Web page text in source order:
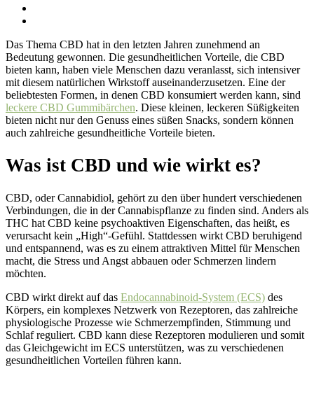
Das Thema CBD hat in den letzten Jahren zunehmend an
Bedeutung gewonnen. Die gesundheitlichen Vorteile, die CBD
bieten kann, haben viele Menschen dazu veranlasst, sich intensiver
mit diesem natürlichen Wirkstoff auseinanderzusetzen. Eine der
beliebtesten Formen, in denen CBD konsumiert werden kann, sind
leckere CBD Gummibärchen. Diese kleinen, leckeren Süßigkeiten
bieten nicht nur den Genuss eines süßen Snacks, sondern können
auch zahlreiche gesundheitliche Vorteile bieten.
Was ist CBD und wie wirkt es?
CBD, oder Cannabidiol, gehört zu den über hundert verschiedenen
Verbindungen, die in der Cannabispflanze zu finden sind. Anders als
THC hat CBD keine psychoaktiven Eigenschaften, das heißt, es
verursacht kein „High“-Gefühl. Stattdessen wirkt CBD beruhigend
und entspannend, was es zu einem attraktiven Mittel für Menschen
macht, die Stress und Angst abbauen oder Schmerzen lindern
möchten.
CBD wirkt direkt auf das Endocannabinoid-System (ECS) des
Körpers, ein komplexes Netzwerk von Rezeptoren, das zahlreiche
physiologische Prozesse wie Schmerzempfinden, Stimmung und
Schlaf reguliert. CBD kann diese Rezeptoren modulieren und somit
das Gleichgewicht im ECS unterstützen, was zu verschiedenen
gesundheitlichen Vorteilen führen kann.